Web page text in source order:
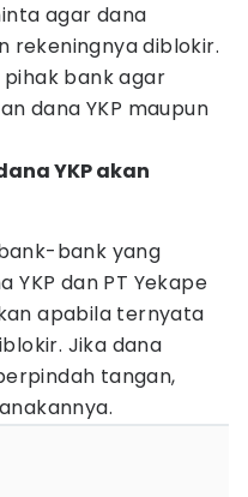
agar dana
rekeningnya diblokir.
pihak bank agar
dana YKP maupun
YKP akan
bank yang
YKP dan PT Yekape
apabila ternyata
Jika dana
tangan,